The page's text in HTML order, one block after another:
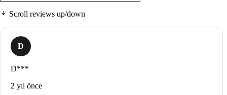
Scroll reviews up/down
D
D***
2 yıl önce